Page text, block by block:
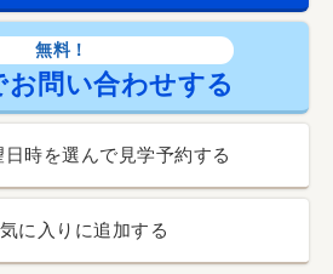
無料！
お問い合わせする
日時を選んで見学予約する
に入りに追加する